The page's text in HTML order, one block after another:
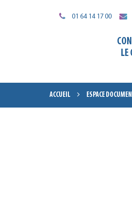
01 64 14 17 00
LE
ACCUEIL ESPACE